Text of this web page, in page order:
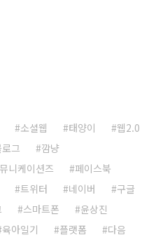
소셜웹 태양이
웹2.0
로그
깜냥
니케이션즈
페이스북
트위터 네이버
구글
스마트폰
윤상진
육아일기 플랫폼
다음